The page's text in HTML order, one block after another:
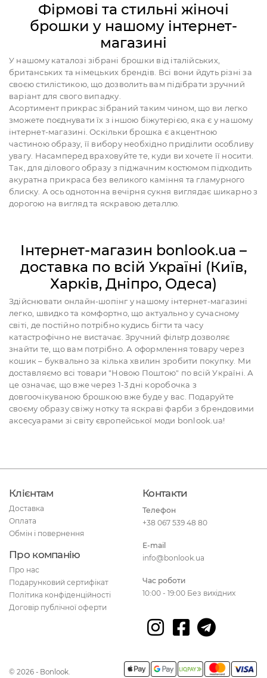
Фірмові та стильні жіночі
брошки у нашому інтернет-
магазині
У нашому каталозі зібрані брошки від італійських,
британських та німецьких брендів. Всі вони йдуть різні за
своєю стилістикою, що дозволить вам підібрати зручний
варіант для свого випадку.
Асортимент прикрас зібраний таким чином, що ви легко
зможете поєднувати їх з іншою біжутерією, яка є у нашому
інтернет-магазині. Оскільки брошка є акцентною
частиною образу, її вибору необхідно приділити особливу
увагу. Насамперед враховуйте те, куди ви хочете її носити.
Так, для ділового образу з піджачним костюмом підходить
акуратна прикраса без великого каміння та гламурного
блиску. А ось однотонна вечірня сукня виглядає шикарно з
дорогою на вигляд та яскравою деталлю.
Інтернет-магазин bonlook.ua –
доставка по всій Україні (Київ,
Харків, Дніпро, Одеса)
Здійснювати онлайн-шопінг у нашому інтернет-магазині
легко, швидко та комфортно, що актуально у сучасному
світі, де постійно потрібно кудись бігти та часу
катастрофічно не вистачає. Зручний фільтр дозволяє
знайти те, що вам потрібно. А оформлення товару через
кошик – буквально за кілька хвилин зробити покупку. Ми
доставляємо всі товари "Новою Поштою" по всій Україні. А
це означає, що вже через 1-3 дні коробочка з
довгоочікуваною брошкою вже буде у вас. Подаруйте
своєму образу свіжу нотку та яскраві фарби з брендовими
аксесуарами зі світу європейської моди bonlook.ua!
Клієнтам
Доставка
Оплата
Обмін і повернення
Про компанію
Про нас
Подарунковий сертифікат
Політика конфіденційності
Договір публічної оферти
Контакти
Телефон
+38 067 539 48 80
E-mail
info@bonlook.ua
Час роботи
10:00 - 19:00 Без вихідних
© 2026 - Bonlook.